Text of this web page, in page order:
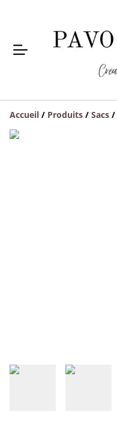
Accueil / Produits / Sacs /